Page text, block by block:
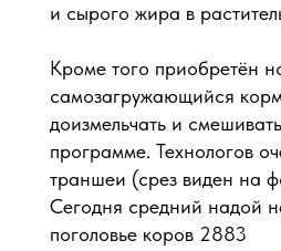
и сырого жира в
Кроме того приобретён
самозагружающийся
доизмельчать и
программе. Технологов
траншеи (срез виден на
Сегодня средний надой
поголовье коров 2883